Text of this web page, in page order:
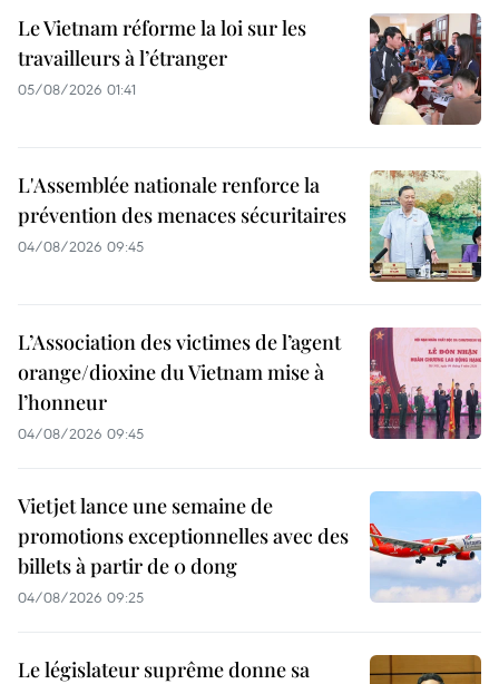
Le Vietnam réforme la loi sur les
travailleurs à l’étranger
05/08/2026 01:41
L'Assemblée nationale renforce la
prévention des menaces sécuritaires
04/08/2026 09:45
L’Association des victimes de l’agent
orange/dioxine du Vietnam mise à
l’honneur
04/08/2026 09:45
Vietjet lance une semaine de
promotions exceptionnelles avec des
billets à partir de 0 dong
04/08/2026 09:25
Le législateur suprême donne sa